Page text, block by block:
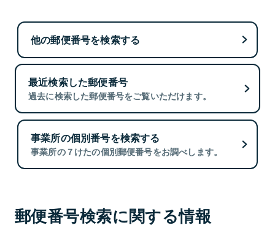
他の郵便番号を検索する
最近検索した郵便番号
過去に検索した郵便番号をご覧いただけます。
事業所の個別番号を検索する
事業所の７けたの個別郵便番号をお調べします。
郵便番号検索に関する情報